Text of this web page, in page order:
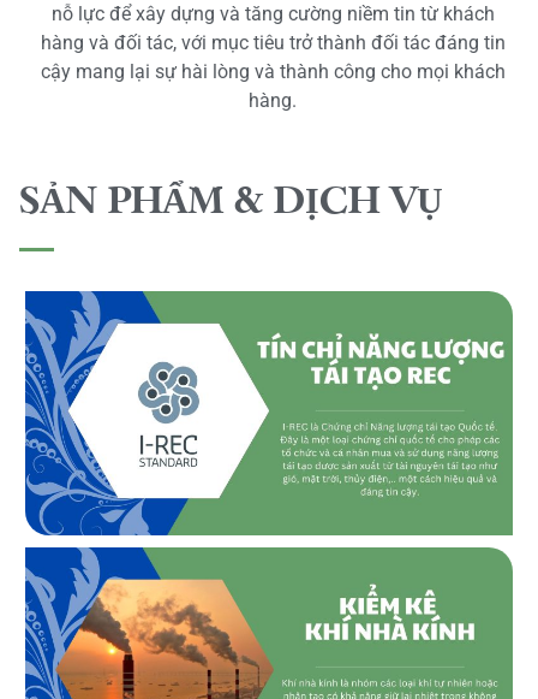
nỗ lực để xây dựng và tăng cường niềm tin từ khách
hàng và đối tác, với mục tiêu trở thành đối tác đáng tin
cậy mang lại sự hài lòng và thành công cho mọi khách
hàng.
SẢN PHẨM & DỊCH VỤ